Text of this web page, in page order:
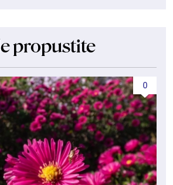
propustite
0